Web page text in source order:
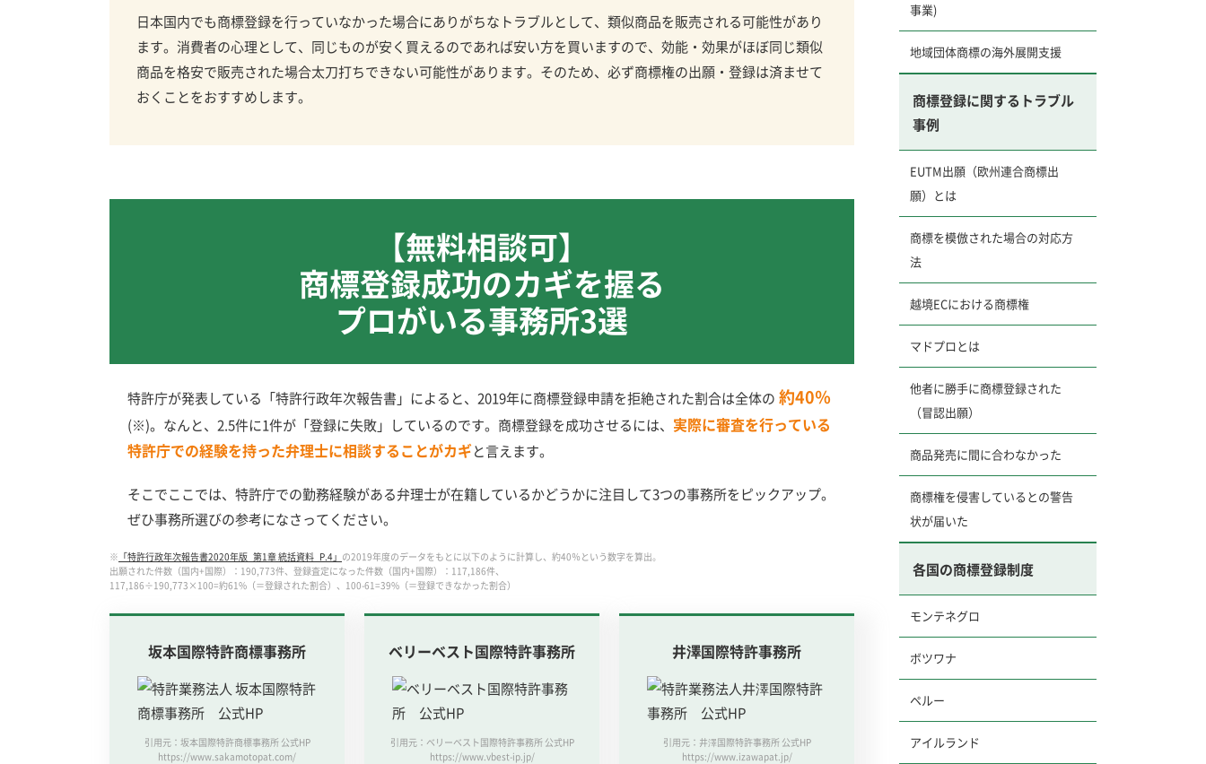
日本国内でも商標登録を行っていなかった場合にありがちなトラブルとして、類似商品を販売される可能性があり
ます。消費者の心理として、同じものが安く買えるのであれば安い方を買いますので、効能・効果がほぼ同じ類似
商品を格安で販売された場合太刀打ちできない可能性があります。そのため、必ず商標権の出願・登録は済ませて
おくことをおすすめします。
【無料相談可】
商標登録成功のカギを握る
プロがいる事務所3選
特許庁が発表している「特許行政年次報告書」によると、2019年に商標登録申請を拒絶された割合は全体の 約40％
(※)。なんと、2.5件に1件が「登録に失敗」しているのです。商標登録を成功させるには、 実際に審査を行っている
特許庁での経験を持った弁理士に相談することがカギと言えます。
そこでここでは、特許庁での勤務経験がある弁理士が在籍しているかどうかに注目して3つの事務所をピックアップ。
ぜひ事務所選びの参考になさってください。
※ 「特許行政年次報告書2020年版_第1章 統括資料_P.4」 の2019年度のデータをもとに以下のように計算し、約40％という数字を算出。
出願された件数（国内+国際）：190,773件、 登録査定になった件数（国内+国際）：117,186件、
117,186÷190,773×100=約61%（＝登録された割合）、 100-61=39%（＝登録できなかった割合）
坂本国際特許商標事務所
引用元：坂本国際特許商標事務所 公式HP
https://www.sakamotopat.com/
ベリーベスト国際特許事務所
引用元：ベリーベスト国際特許事務所 公式HP
https://www.vbest-ip.jp/
井澤国際特許事務所
引用元：井澤国際特許事務所 公式HP
https://www.izawapat.jp/
事業)
地域団体商標の海外展開支援
商標登録に関するトラブル
事例
EUTM出願（欧州連合商標出
願）とは
商標を模倣された場合の対応方
法
越境ECにおける商標権
マドプロとは
他者に勝手に商標登録された
（冒認出願）
商品発売に間に合わなかった
商標権を侵害しているとの警告
状が届いた
各国の商標登録制度
モンテネグロ
ボツワナ
ペルー
アイルランド